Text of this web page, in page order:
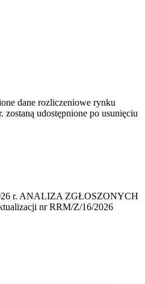
dane rozliczeniowe rynku
udostępnione po usunięciu
r. ANALIZA ZGŁOSZONYCH
nr RRM/Z/16/2026